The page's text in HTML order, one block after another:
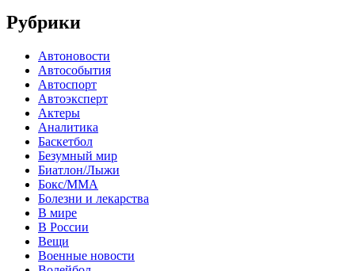
Рубрики
Автоновости
Автособытия
Автоспорт
Автоэксперт
Актеры
Аналитика
Баскетбол
Безумный мир
Биатлон/Лыжи
Бокс/MMA
Болезни и лекарства
В мире
В России
Вещи
Военные новости